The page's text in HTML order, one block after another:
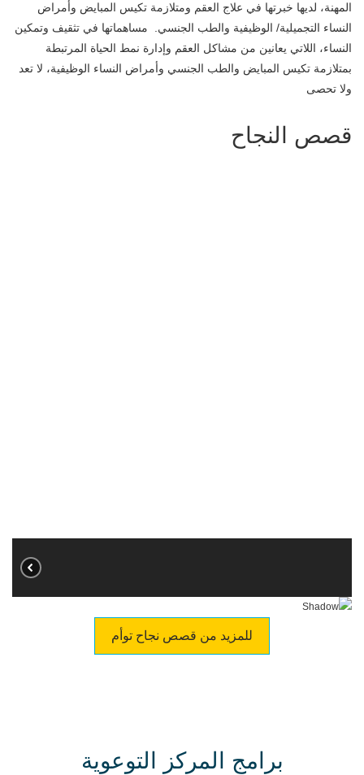
المهنة، لديها خبرتها في علاج العقم ومتلازمة تكيس المبايض وأمراض
النساء التجميلية/ الوظيفية والطب الجنسي. مساهماتها في تثقيف وتمكين
النساء، اللاتي يعانين من مشاكل العقم وإدارة نمط الحياة المرتبطة
بمتلازمة تكيس المبايض والطب الجنسي وأمراض النساء الوظيفية، لا تعد
ولا تحصى
قصص النجاح
للمزيد من قصص نجاح توأم
برامج المركز التوعوية